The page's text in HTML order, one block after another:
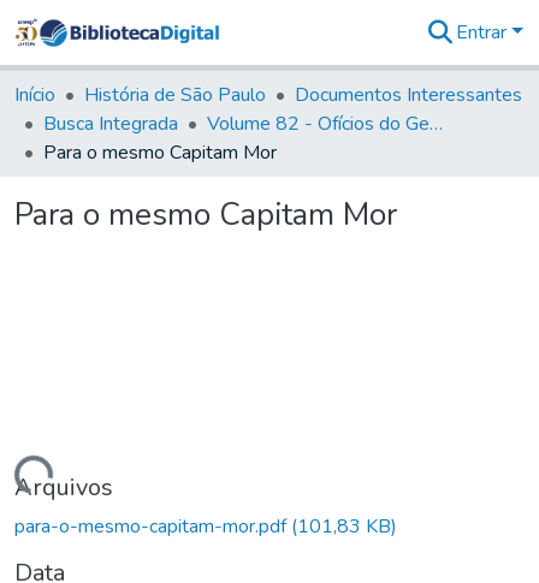
&
Coleções
Tudo na
Biblioteca
Estatísticas
Entrar
Início História de São Paulo
Documentos Interessantes
Busca Integrada
Volume 82 - Ofícios do General Martim Lopes Lobo de Saldanha (Governador da Capitania): 1779- 1780
Para o mesmo Capitam Mor
Para o mesmo Capitam Mor
Carregando...
Arquivos
para-o-mesmo-capitam-mor.pdf(101,83 KB)
Data